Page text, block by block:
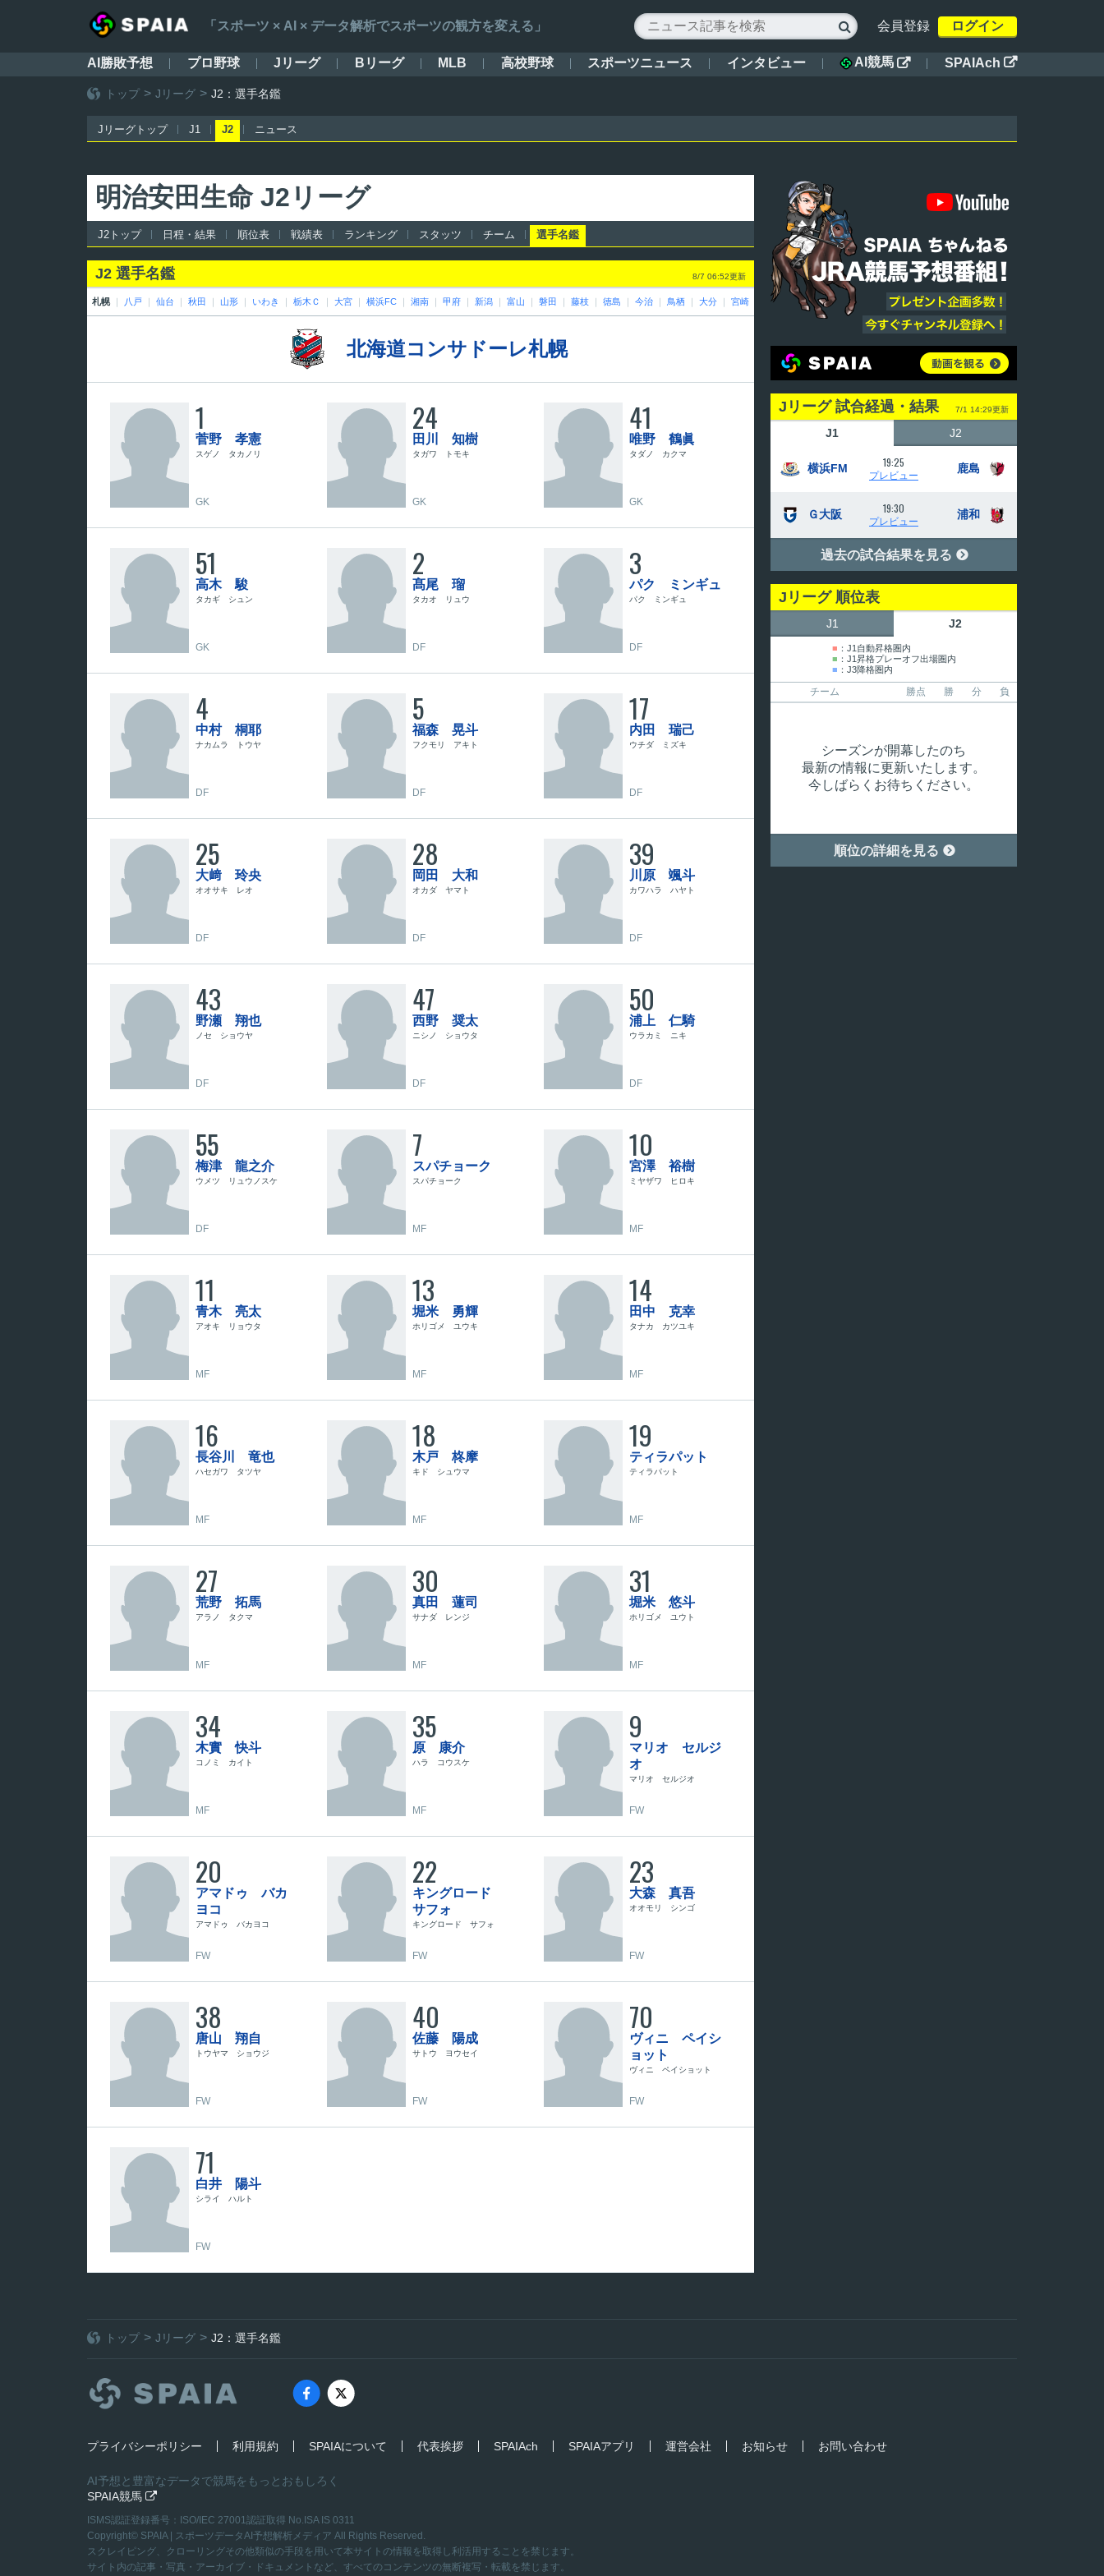
「スポーツ × AI × データ解析でスポーツの観方を変える」  会員登録 ログイン
AI勝敗予想 プロ野球 Jリーグ Bリーグ MLB 高校野球 スポーツニュース インタビュー AI競馬  SPAIAch 
トップ Jリーグ J2：選手名鑑
Jリーグトップ J1 J2 ニュース
明治安田生命 J2リーグ
J2トップ 日程・結果 順位表 戦績表 ランキング スタッツ チーム 選手名鑑
J2 選手名鑑 8/7 06:52更新
札幌 ｜ 八戸 ｜ 仙台 ｜ 秋田 ｜ 山形 ｜ いわき ｜ 栃木Ｃ ｜ 大宮 ｜ 横浜FC ｜ 湘南 ｜ 甲府 ｜ 新潟 ｜ 富山 ｜ 磐田 ｜ 藤枝 ｜ 徳島 ｜ 今治 ｜ 鳥栖 ｜ 大分 ｜ 宮崎
北海道コンサドーレ札幌
1
菅野 孝憲
スゲノ タカノリ
GK
24
田川 知樹
タガワ トモキ
GK
41
唯野 鶴眞
タダノ カクマ
GK
51
高木 駿
タカギ シュン
GK
2
髙尾 瑠
タカオ リュウ
DF
3
パク ミンギュ
パク ミンギュ
DF
4
中村 桐耶
ナカムラ トウヤ
DF
5
福森 晃斗
フクモリ アキト
DF
17
内田 瑞己
ウチダ ミズキ
DF
25
大﨑 玲央
オオサキ レオ
DF
28
岡田 大和
オカダ ヤマト
DF
39
川原 颯斗
カワハラ ハヤト
DF
43
野瀬 翔也
ノセ ショウヤ
DF
47
西野 奨太
ニシノ ショウタ
DF
50
浦上 仁騎
ウラカミ ニキ
DF
55
梅津 龍之介
ウメツ リュウノスケ
DF
7
スパチョーク
スパチョーク
MF
10
宮澤 裕樹
ミヤザワ ヒロキ
MF
11
青木 亮太
アオキ リョウタ
MF
13
堀米 勇輝
ホリゴメ ユウキ
MF
14
田中 克幸
タナカ カツユキ
MF
16
長谷川 竜也
ハセガワ タツヤ
MF
18
木戸 柊摩
キド シュウマ
MF
19
ティラパット
ティラパット
MF
27
荒野 拓馬
アラノ タクマ
MF
30
真田 蓮司
サナダ レンジ
MF
31
堀米 悠斗
ホリゴメ ユウト
MF
34
木實 快斗
コノミ カイト
MF
35
原 康介
ハラ コウスケ
MF
9
マリオ セルジ
オ
マリオ セルジオ
FW
20
アマドゥ バカ
ヨコ
アマドゥ バカヨコ
FW
22
キングロード
サフォ
キングロード サフォ
FW
23
大森 真吾
オオモリ シンゴ
FW
38
唐山 翔自
トウヤマ ショウジ
FW
40
佐藤 陽成
サトウ ヨウセイ
FW
70
ヴィニ ペイシ
ョット
ヴィニ ペイショット
FW
71
白井 陽斗
シライ ハルト
FW
Jリーグ 試合経過・結果 7/1 14:29更新
J1 J2
横浜FM 19:25
プレビュー
鹿島
Ｇ大阪 19:30
プレビュー
浦和
過去の試合結果を見る 
Jリーグ 順位表
J1 J2
■ ：J1自動昇格圏内
■ ：J1昇格プレーオフ出場圏内
■ ：J3降格圏内
チーム 勝点 勝 分 負
シーズンが開幕したのち
最新の情報に更新いたします。
今しばらくお待ちください。
順位の詳細を見る 
トップ Jリーグ J2：選手名鑑
プライバシーポリシー 利用規約 SPAIAについて 代表挨拶 SPAIAch SPAIAアプリ 運営会社 お知らせ お問い合わせ
AI予想と豊富なデータで競馬をもっとおもしろく
SPAIA競馬 
ISMS認証登録番号：ISO/IEC 27001認証取得 No.ISA IS 0311
Copyright© SPAIA | スポーツデータAI予想解析メディア All Rights Reserved.
スクレイピング、クローリングその他類似の手段を用いて本サイトの情報を取得し利活用することを禁じます。
サイト内の記事・写真・アーカイブ・ドキュメントなど、すべてのコンテンツの無断複写・転載を禁じます。